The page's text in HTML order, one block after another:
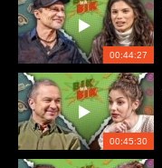
00:44:27
00:45:30